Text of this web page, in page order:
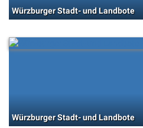
Würzburger Stadt- und Landbote
Würzburger Stadt- und Landbote